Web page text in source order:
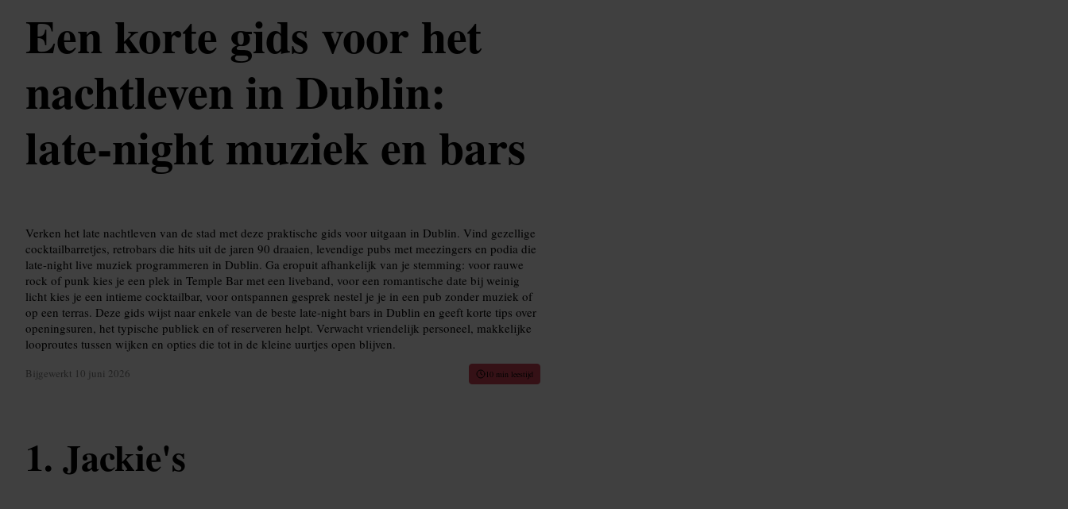
Een korte gids voor het
nachtleven in Dublin:
late-night muziek en bars
Verken het late nachtleven van de stad met deze praktische gids voor uitgaan in Dublin. Vind gezellige
cocktailbarretjes, retrobars die hits uit de jaren 90 draaien, levendige pubs met meezingers en podia die
late-night live muziek programmeren in Dublin. Ga eropuit afhankelijk van je stemming: voor rauwe
rock of punk kies je een plek in Temple Bar met een liveband, voor een romantische date bij weinig
licht kies je een intieme cocktailbar, voor ontspannen gesprek nestel je je in een pub zonder muziek of
op een terras. Deze gids wijst naar enkele van de beste late-night bars in Dublin en geeft korte tips over
openingsuren, het typische publiek en of reserveren helpt. Verwacht vriendelijk personeel, makkelijke
looproutes tussen wijken en opties die tot in de kleine uurtjes open blijven.
Bijgewerkt 10 juni 2026 10 min leestijd
Jackie's